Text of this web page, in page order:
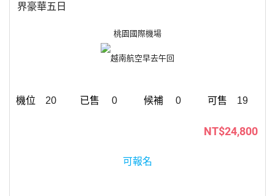
界豪華五日
桃園國際機場
越南航空早去午回
20 0 0 19
NT$24,800
可報名